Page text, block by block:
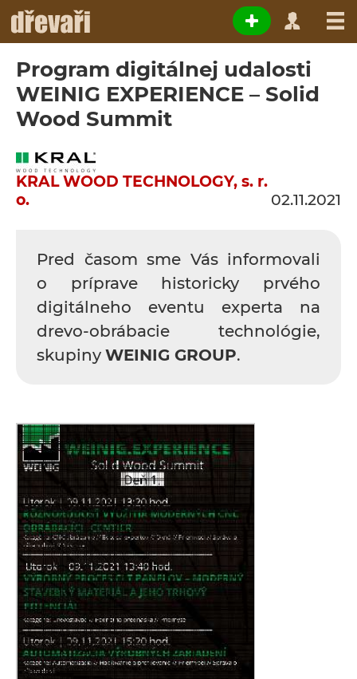
Program digitálnej udalosti
WEINIG EXPERIENCE – Solid
Wood Summit
KRAL WOOD TECHNOLOGY, s. r.
o.
02.11.2021
Pred časom sme Vás informovali
o príprave historicky prvého
digitálneho eventu experta na
drevo-obrábacie technológie,
skupiny WEINIG GROUP.